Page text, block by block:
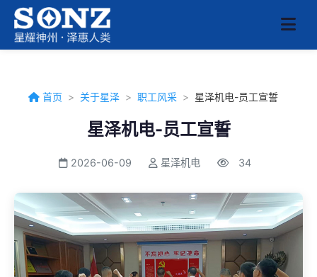
首页 > 关于星泽 > 职工风采 > 星泽机电-员工宣誓
星泽机电-员工宣誓
2026-06-09 星泽机电 34